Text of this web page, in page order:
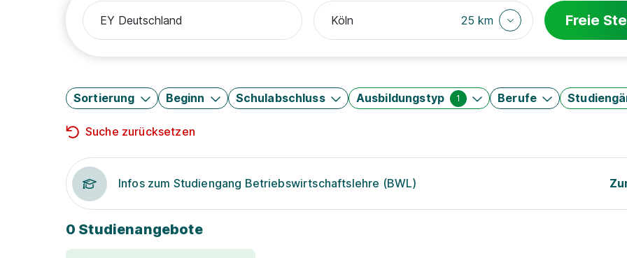
25 km Freie
Sortierung Beginn Schulabschluss Ausbildungstyp 1 Berufe
Suche zurücksetzen
Infos zum Studiengang Betriebswirtschaftslehre (BWL)
0 Studienangebote